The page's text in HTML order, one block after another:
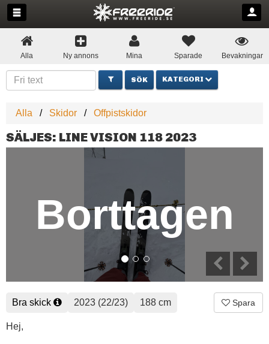
Alla Ny annons Mina Sparade Bevakningar
KATEGORI
Alla Skidor Offpistskidor
SÄLJES: LINE VISION 118 2023
Borttagen
Spara
Bra skick 2023 (22/23) 188 cm
Hej,